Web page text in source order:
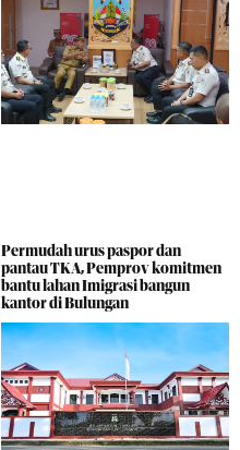
Permudah urus paspor dan
pantau TKA, Pemprov komitmen
bantu lahan Imigrasi bangun
kantor di Bulungan